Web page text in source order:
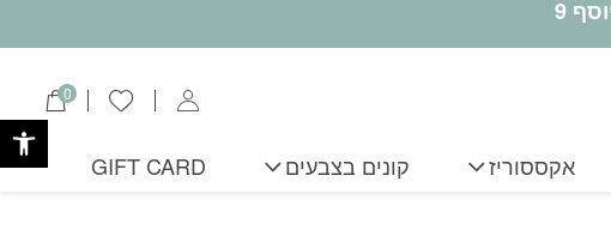
⚡בואו לבקר באולם התצוגה שלנו ברחוב ספיר יוסף 9
הרשימה שלי
0
אקססוריז קונים בצבעים GIFT CARD